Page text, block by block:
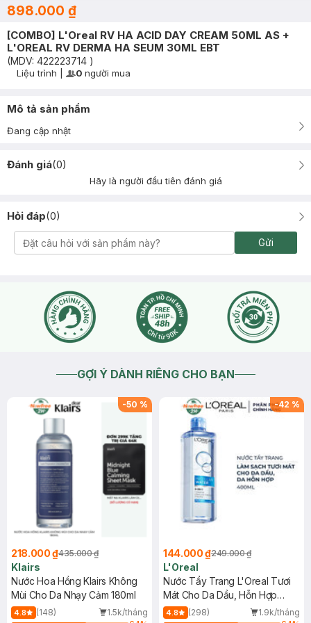
898.000 ₫
[COMBO] L'Oreal RV HA ACID DAY CREAM 50ML AS +
L'OREAL RV DERMA HA SEUM 30ML EBT
(MDV: 422223714 )
Timer Gray Icon
Liệu trình User Product Icon
0 người mua
Mô tả sản phẩm
Đang cập nhật
Đánh giá(0)
Hãy là người đầu tiên đánh giá
Hỏi đáp(0)
Gửi
GỢI Ý DÀNH RIÊNG CHO BẠN
-50 %
218.000 ₫435.000 ₫
Klairs
Nước Hoa Hồng Klairs Không
Mùi Cho Da Nhạy Cảm 180ml
4.8 (148)
1.5k/tháng
-42 %
144.000 ₫249.000 ₫
L'Oreal
Nước Tẩy Trang L'Oreal Tươi
Mát Cho Da Dầu, Hỗn Hợp
400ml
4.8 (298)
1.9k/tháng